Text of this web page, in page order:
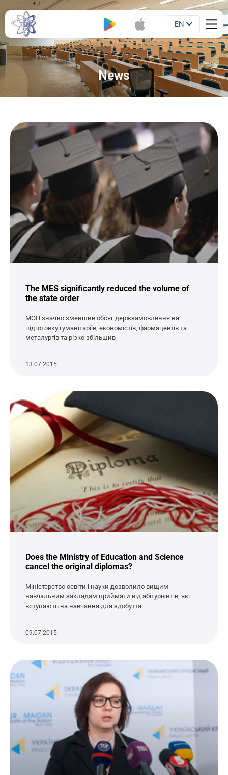
EN
UA
News
The MES significantly reduced the volume of
the state order
МОН значно зменшив обсяг держзамовлення на
підготовку гуманітаріїв, економістів, фармацевтів та
металургів та різко збільшив
13.07.2015
Does the Ministry of Education and Science
cancel the original diplomas?
Міністерство освіти і науки дозволило вищим
навчальним закладам приймати від абітурієнтів, які
вступають на навчання для здобуття
09.07.2015